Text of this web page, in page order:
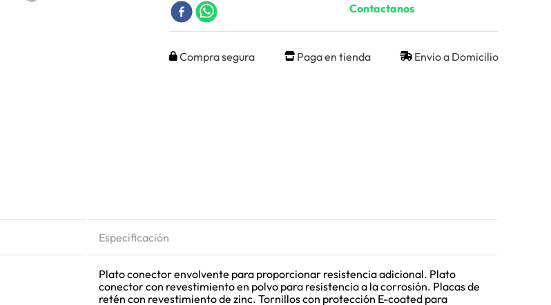
Contactanos
Compra segura Paga en tienda Envio a Domicilio
Especificación
Plato conector envolvente para proporcionar resistencia adicional. Plato
conector con revestimiento en polvo para resistencia a la corrosión. Placas de
retén con revestimiento de zinc. Tornillos con protección E-coated para